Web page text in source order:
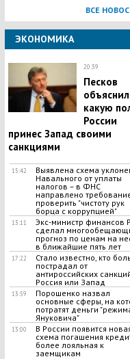
ВСЕ
ЭКОНОМИКА
20:39
Песков
какую
России
принес Запад своими
санкциями
15:42
Выявлена схема
Навального от уплаты
налогов – в ФНС
направлено
проверить "чистоту рук
борца с коррупцией"
13:11
Экс-министр финансов
сделал
прогноз по ценам на
в ближайшие пять лет
17:22
Стало известно, кто
пострадал от
антироссийских
Россия или Запад
13:59
Порошенко назвал
основные сферы, на
потратят деньги
Януковича"
13:00
В России появится
схема погашения
более лояльная к
заемщикам